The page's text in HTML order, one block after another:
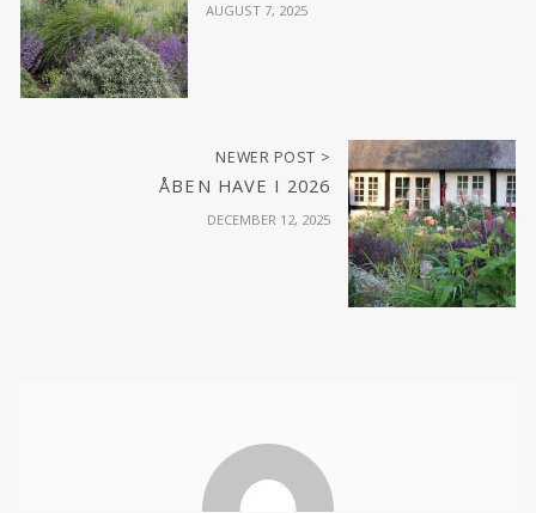
AUGUST 7, 2025
NEWER POST >
ÅBEN HAVE I 2026
DECEMBER 12, 2025